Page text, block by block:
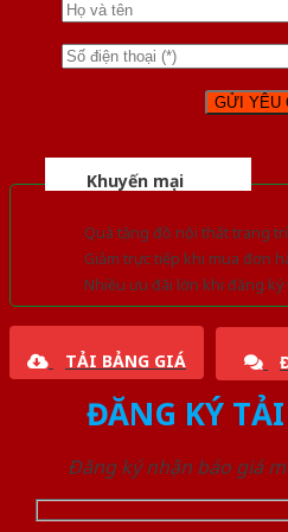
Khuyến mại
Quà tặng đồ nội thất trang
Giảm trực tiếp khi mua đơn
Nhiều ưu đãi lớn khi đăng
TẢI BẢNG GIÁ
ĐĂNG KÝ
Đăng ký nhận báo giá